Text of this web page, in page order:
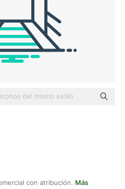
con atribución. Más